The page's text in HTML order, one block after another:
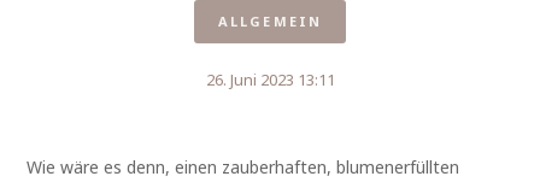
ALLGEMEIN
26. Juni 2023 13:11
Wie wäre es denn, einen zauberhaften, blumenerfüllten